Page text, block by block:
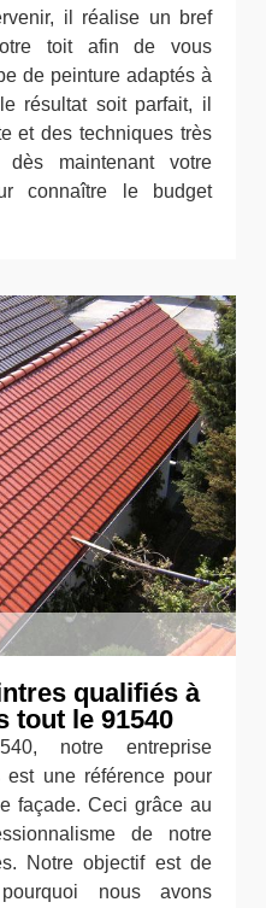
il réalise un bref
toit afin de vous
de peinture adaptés à
résultat soit parfait, il
et des techniques très
dès maintenant votre
connaître le budget
qualifiés à
tout le 91540
notre entreprise
est une référence pour
façade. Ceci grâce au
de notre
Notre objectif est de
nous avons